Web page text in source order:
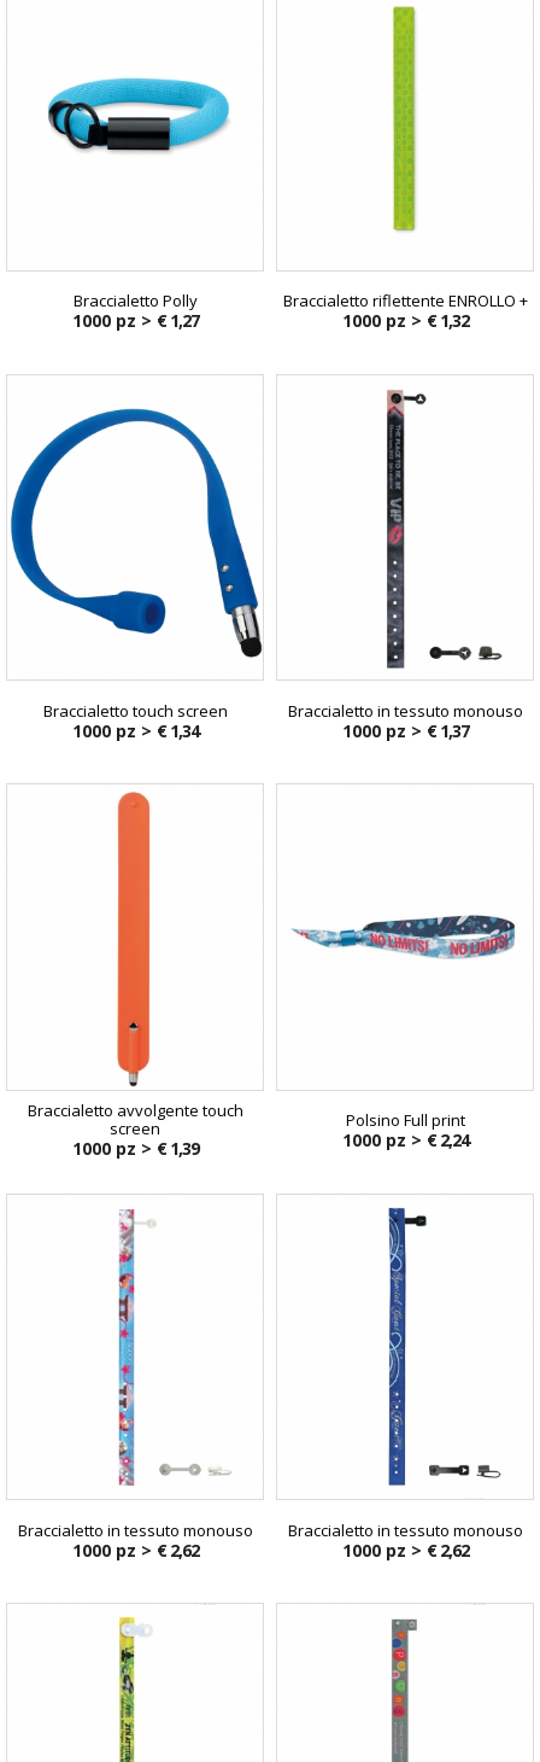
Braccialetto Polly
1000 pz > € 1,27
Braccialetto riflettente ENROLLO +
1000 pz > € 1,32
Braccialetto touch screen
1000 pz > € 1,34
Braccialetto in tessuto monouso
1000 pz > € 1,37
Braccialetto avvolgente touch
screen
1000 pz > € 1,39
Polsino Full print
1000 pz > € 2,24
Braccialetto in tessuto monouso
1000 pz > € 2,62
Braccialetto in tessuto monouso
1000 pz > € 2,62